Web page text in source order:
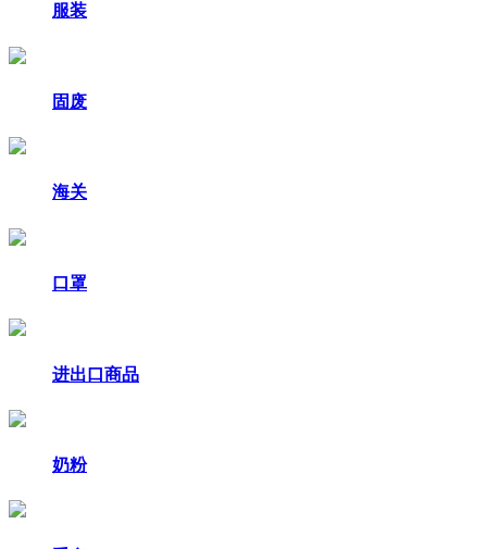
服装
固废
海关
口罩
进出口商品
奶粉